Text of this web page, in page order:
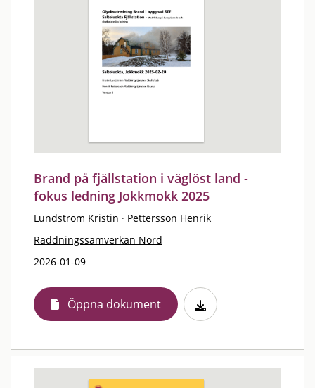
Brand på fjällstation i väglöst land -
fokus ledning Jokkmokk 2025
Lundström Kristin · Pettersson Henrik
Räddningssamverkan Nord
2026-01-09
Öppna dokument